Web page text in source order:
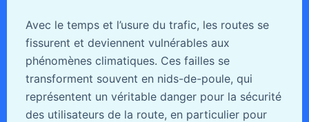
Avec le temps et l’usure du trafic, les routes se
fissurent et deviennent vulnérables aux
phénomènes climatiques. Ces failles se
transforment souvent en nids-de-poule, qui
représentent un véritable danger pour la sécurité
des utilisateurs de la route, en particulier pour